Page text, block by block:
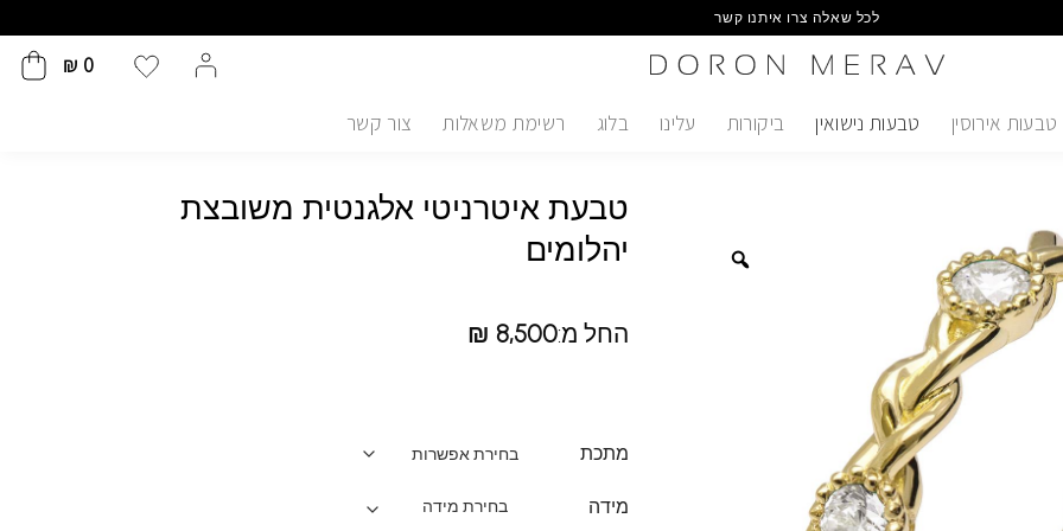
לכל שאלה צרו איתנו קשר
₪ 0
טבעות אירוסין טבעות נישואין ביקורות עלינו בלוג רשימת משאלות צור קשר
טבעת איטרניטי אלגנטית משובצת
יהלומים
החל מ: ₪ 8,500
מתכת
מידה